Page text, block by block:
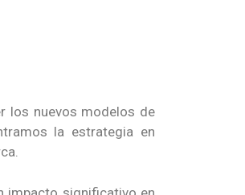
los nuevos modelos de
la estrategia en